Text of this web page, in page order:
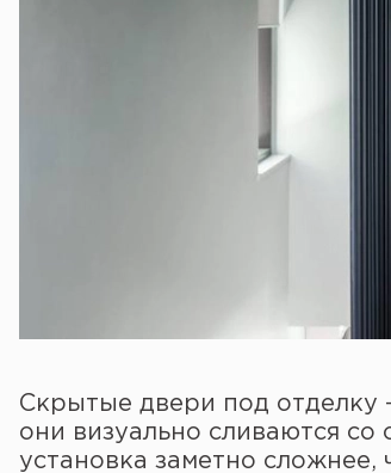
Скрытые двери под отделку
они визуально сливаются
установка заметно